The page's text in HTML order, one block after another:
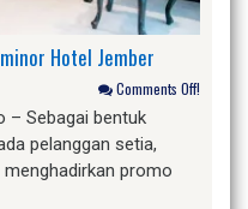
Hotel Jember
Comments Off!
– Sebagai bentuk
pelanggan setia,
promo